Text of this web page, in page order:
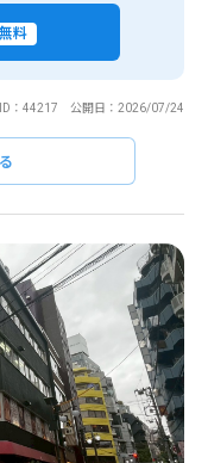
無料
：44217 公開日：2026/07/24